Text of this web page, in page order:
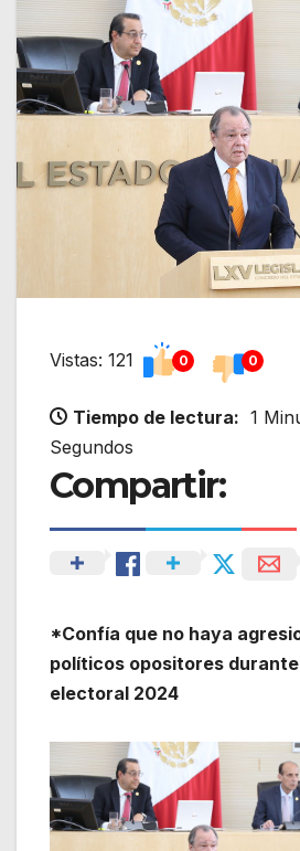
Vistas: 121 0 0
Tiempo de lectura: 1
Segundos
Compartir:
*Confía que no haya
políticos opositores
electoral 2024